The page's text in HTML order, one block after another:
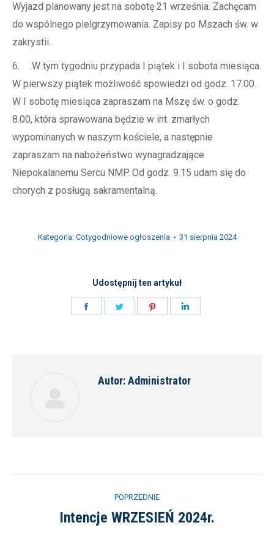
Wyjazd planowany jest na sobotę 21 września. Zachęcam
do wspólnego pielgrzymowania. Zapisy po Mszach św. w
zakrystii.
6. W tym tygodniu przypada I piątek i I sobota miesiąca.
W pierwszy piątek możliwość spowiedzi od godz. 17.00.
W I sobotę miesiąca zapraszam na Mszę św. o godz.
8.00, która sprawowana będzie w int. zmarłych
wypominanych w naszym kościele, a następnie
zapraszam na nabożeństwo wynagradzające
Niepokalanemu Sercu NMP. Od godz. 9.15 udam się do
chorych z posługą sakramentalną.
Kategoria: Cotygodniowe ogłoszenia 31 sierpnia 2024
Udostępnij ten artykuł
Autor:Administrator
Nawigacja
wpisów
POPRZEDNIE
Poprzedni
Intencje WRZESIEŃ 2024r.